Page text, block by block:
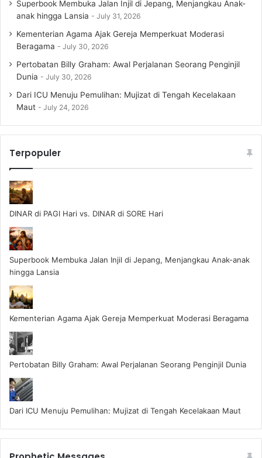
Superbook Membuka Jalan Injil di Jepang, Menjangkau Anak-
anak hingga Lansia
July 31, 2026
Kementerian Agama Ajak Gereja Memperkuat Moderasi
Beragama
July 30, 2026
Pertobatan Billy Graham: Awal Perjalanan Seorang Penginjil
Dunia
July 30, 2026
Dari ICU Menuju Pemulihan: Mujizat di Tengah Kecelakaan
Maut
July 24, 2026
Terpopuler
DINAR di PAGI Hari vs. DINAR di SORE Hari
Superbook Membuka Jalan Injil di Jepang, Menjangkau Anak-anak
hingga Lansia
Kementerian Agama Ajak Gereja Memperkuat Moderasi Beragama
Pertobatan Billy Graham: Awal Perjalanan Seorang Penginjil Dunia
Dari ICU Menuju Pemulihan: Mujizat di Tengah Kecelakaan Maut